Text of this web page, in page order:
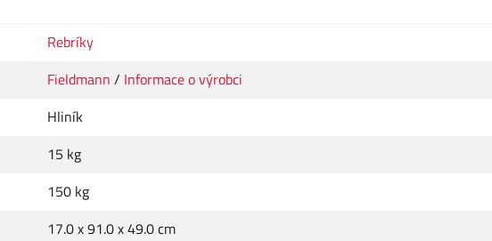
Rebríky
Fieldmann / Informace o výrobci
Hliník
15 kg
150 kg
17.0 x 91.0 x 49.0 cm